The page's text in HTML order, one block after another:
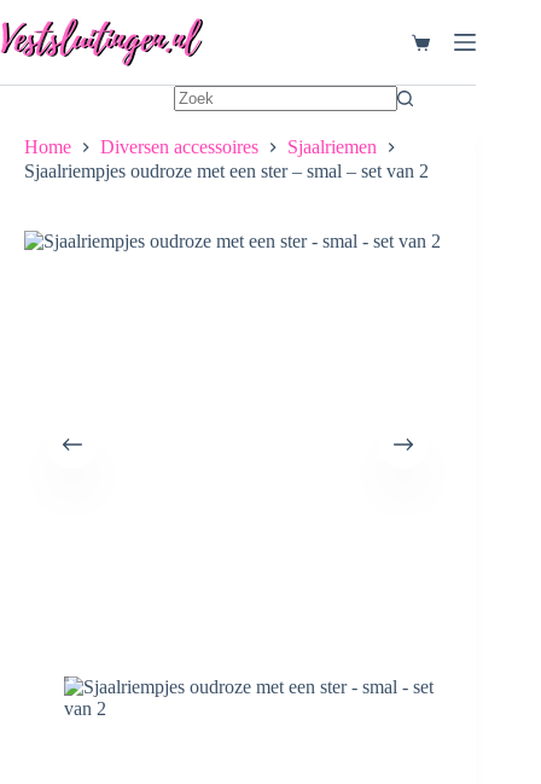
naar
de
Winkelwagen
Home Diversen accessoires
Sjaalriemen
Sjaalriempjes oudroze met een ster – smal – set van 2